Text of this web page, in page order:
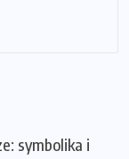
symbolika i